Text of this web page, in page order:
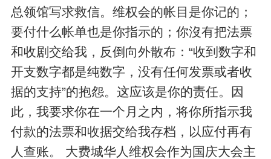
总领馆写求救信。维权会的帐目是你记的；
要付什么帐单也是你指示的；你沒有把法票
和收剧交给我，反倒向外散布：“收到数字和
开支数字都是纯数字，没有任何发票或者收
据的支持”的抱怨。这应该是你的责任。因
此，我要求你在一个月之内，将你所指示我
付款的法票和收据交给我存档，以应付再有
人查账。 大费城华人维权会作为国庆大会主